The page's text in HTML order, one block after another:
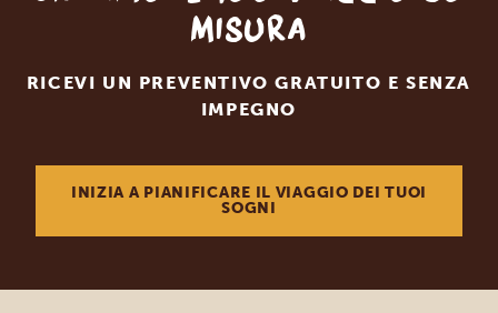
misura
RICEVI UN PREVENTIVO GRATUITO E SENZA
IMPEGNO
INIZIA A PIANIFICARE IL VIAGGIO DEI TUOI
SOGNI